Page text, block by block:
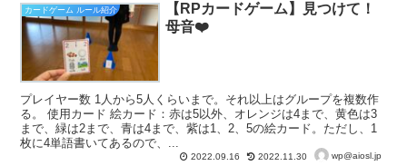
カードゲーム ルール紹介
【RPカードゲーム】見つけて！
母音❤️
プレイヤー数 1人から5人くらいまで。それ以上はグループを複数作
る。 使用カード 絵カード：赤は5以外、オレンジは4まで、黄色は3
まで、緑は2まで、青は4まで、紫は1、2、5の絵カード。ただし、1
枚に4単語書いてあるので、...
2022.09.16 2022.11.30 wp@aiosl.jp